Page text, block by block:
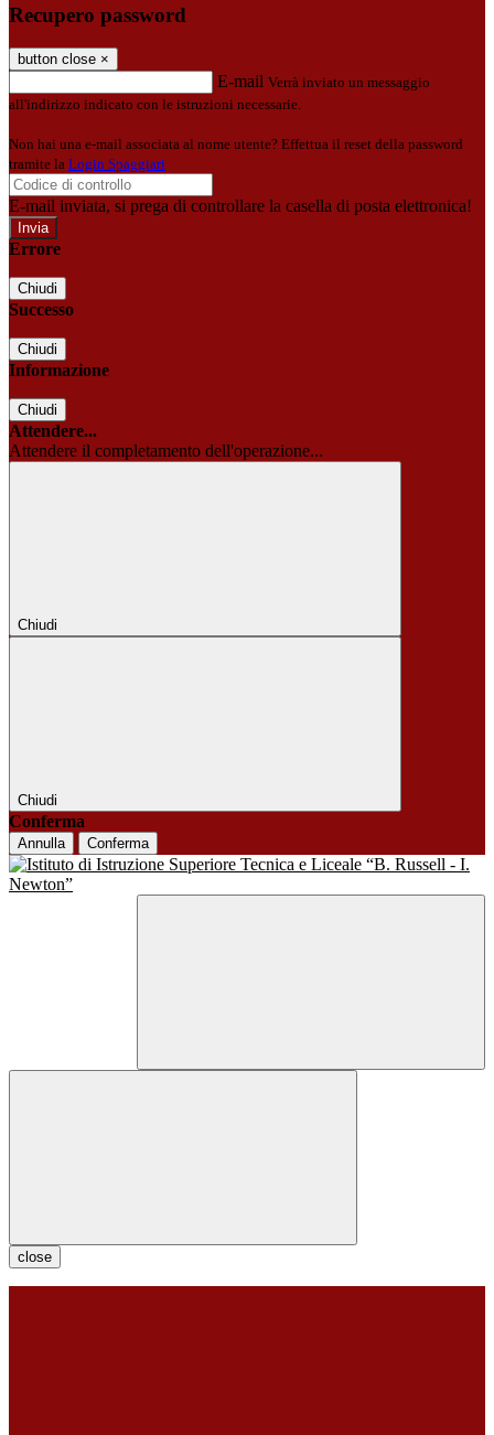
Recupero password
button close ×
E-mail Verrà inviato un messaggio
all'indirizzo indicato con le istruzioni necessarie.
Non hai una e-mail associata al nome utente? Effettua il reset della password
tramite la Login Spaggiari
E-mail inviata, si prega di controllare la casella di posta elettronica!
Errore
Chiudi
Successo
Chiudi
Informazione
Chiudi
Attendere...
Attendere il completamento dell'operazione...
Chiudi
Chiudi
Conferma
Annulla Conferma
close